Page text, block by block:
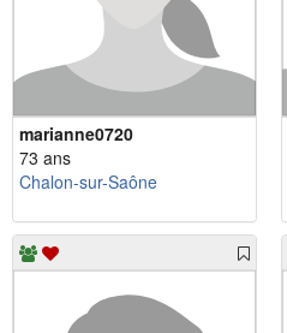
marianne0720
73 ans
Chalon-sur-Saône